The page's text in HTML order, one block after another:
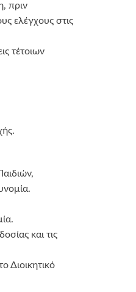
πριν
ελέγχους στις
τέτοιων
και τις
Διοικητικό